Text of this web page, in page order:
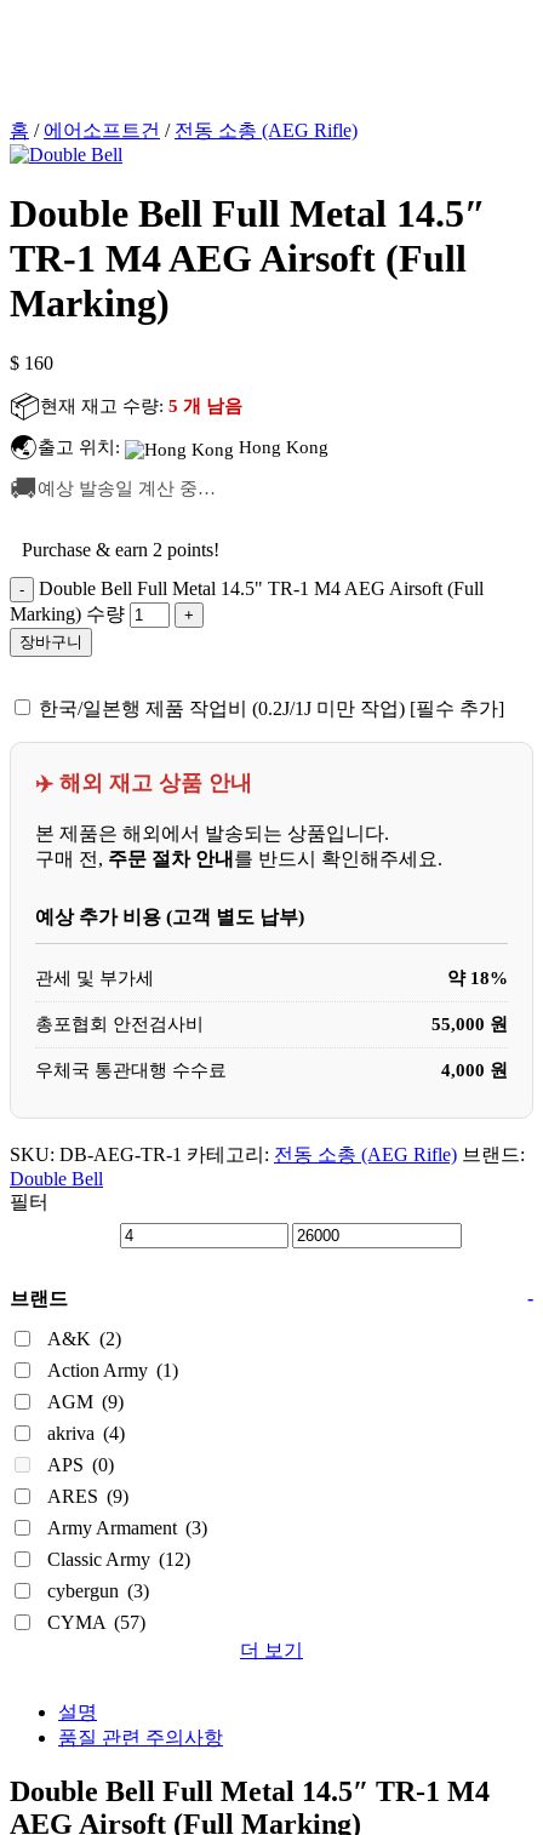
홈 / 에어소프트건 / 전동 소총 (AEG Rifle)
Double Bell Full Metal 14.5″
TR-1 M4 AEG Airsoft (Full
Marking)
$ 160
📦현재 재고 수량: 5 개 남음
🌏출고 위치: Hong Kong
🚚예상 발송일 계산 중…
Purchase & earn 2 points!
Double Bell Full Metal 14.5" TR-1 M4 AEG Airsoft (Full
Marking) 수량
장바구니
한국/일본행 제품 작업비 (0.2J/1J 미만 작업) [필수 추가]
✈️ 해외 재고 상품 안내
본 제품은 해외에서 발송되는 상품입니다.
구매 전, 주문 절차 안내 를 반드시 확인해주세요.
예상 추가 비용 (고객 별도 납부)
관세 및 부가세 약 18%
총포협회 안전검사비 55,000 원
우체국 통관대행 수수료 4,000 원
SKU: DB-AEG-TR-1 카테고리: 전동 소총 (AEG Rifle) 브랜드:
Double Bell
필터
브랜드
-
A&K (2)
Action Army (1)
AGM (9)
akriva (4)
APS (0)
ARES (9)
Army Armament (3)
Classic Army (12)
cybergun (3)
CYMA (57)
더 보기
설명
품질 관련 주의사항
Double Bell Full Metal 14.5″ TR-1 M4
AEG Airsoft (Full Marking)